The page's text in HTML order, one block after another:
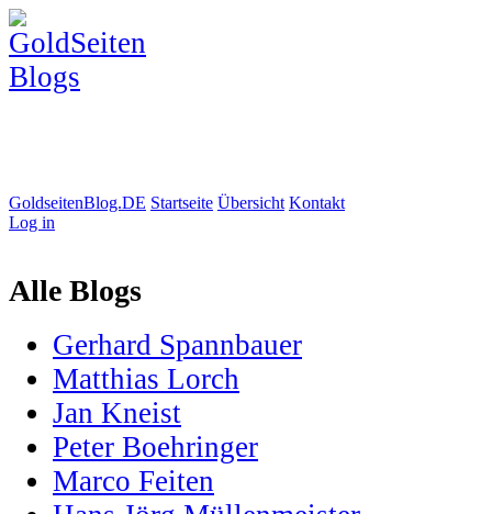
GoldseitenBlog.DE Startseite Übersicht Kontakt
Log in
Alle Blogs
Gerhard Spannbauer
Matthias Lorch
Jan Kneist
Peter Boehringer
Marco Feiten